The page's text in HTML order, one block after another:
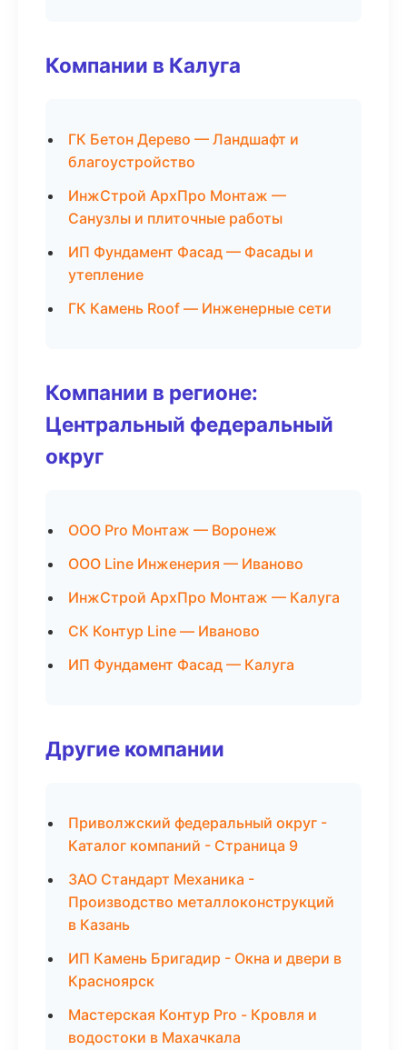
Компании в Калуга
ГК Бетон Дерево — Ландшафт и
благоустройство
ИнжСтрой АрхПро Монтаж —
Санузлы и плиточные работы
ИП Фундамент Фасад — Фасады и
утепление
ГК Камень Roof — Инженерные сети
Компании в регионе:
Центральный федеральный
округ
ООО Pro Монтаж — Воронеж
ООО Line Инженерия — Иваново
ИнжСтрой АрхПро Монтаж — Калуга
СК Контур Line — Иваново
ИП Фундамент Фасад — Калуга
Другие компании
Приволжский федеральный округ -
Каталог компаний - Страница 9
ЗАО Стандарт Механика -
Производство металлоконструкций
в Казань
ИП Камень Бригадир - Окна и двери в
Красноярск
Мастерская Контур Pro - Кровля и
водостоки в Махачкала